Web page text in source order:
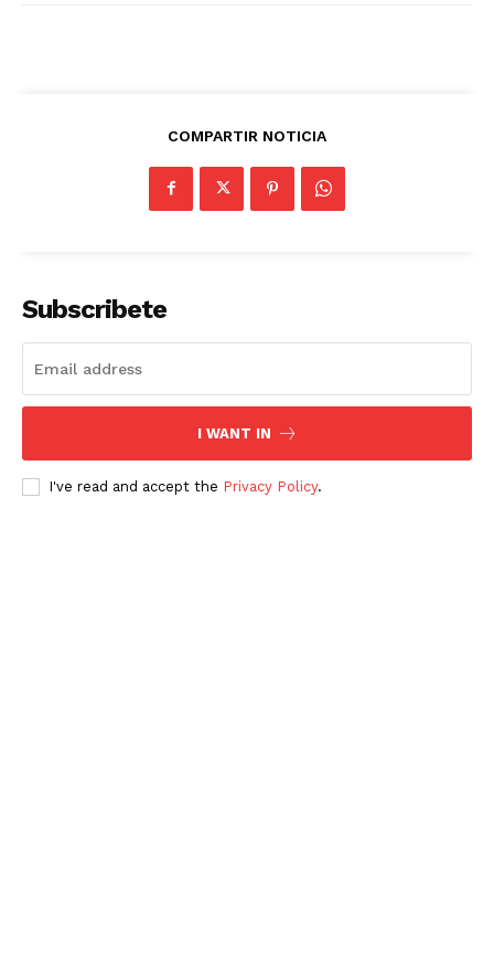
COMPARTIR NOTICIA
Subscribete
I WANT IN
I've read and accept the Privacy Policy.